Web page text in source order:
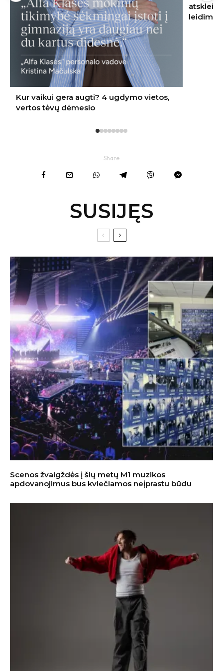
atskleidė, kur jį įrengti – nereikės nei
leidimo, nei kaimynų sutikimo
Share
SUSIJĘS
Scenos žvaigždės į šių metų M1 muzikos
apdovanojimus bus kviečiamos neįprastu būdu